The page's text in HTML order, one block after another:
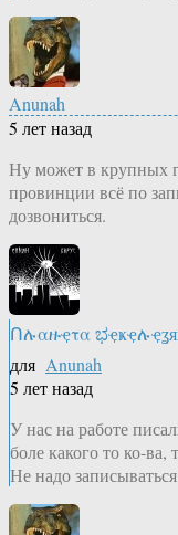
Anunah
5 лет назад
Ну может в крупных
провинции всё по
дозвониться.
Ոሉαዙҿτα
для Anunah
5 лет назад
У нас на работе
боле какого то ко-
Не надо